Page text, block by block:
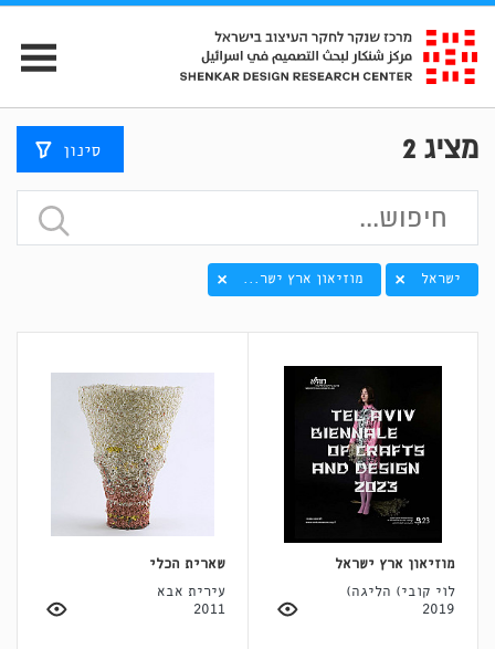
מציג 2 סינון
ישראל מוזיאון ארץ ישר...
מוזיאון ארץ ישראל
לוי קובי) הליגה)
2019
שארית הכלי
עירית אבא
2011